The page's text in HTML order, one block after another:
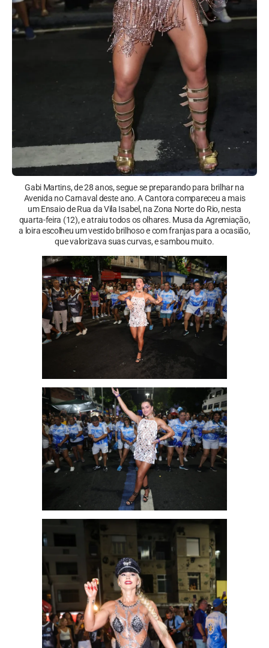
Gabi Martins, de 28 anos, segue se preparando para brilhar na
Avenida no Carnaval deste ano. A Cantora compareceu a mais
um Ensaio de Rua da Vila Isabel, na Zona Norte do Rio, nesta
quarta-feira (12), e atraiu todos os olhares. Musa da Agremiação,
a loira escolheu um vestido brilhoso e com franjas para a ocasião,
que valorizava suas curvas, e sambou muito.